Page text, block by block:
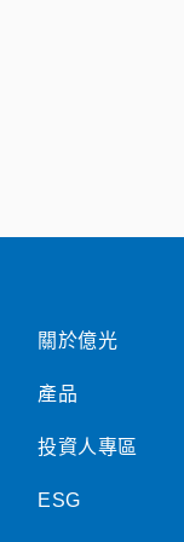
關於億光
產品
投資人專區
ESG